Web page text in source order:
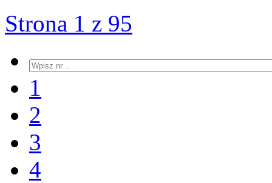
Strona 1 z 95
1
2
3
4